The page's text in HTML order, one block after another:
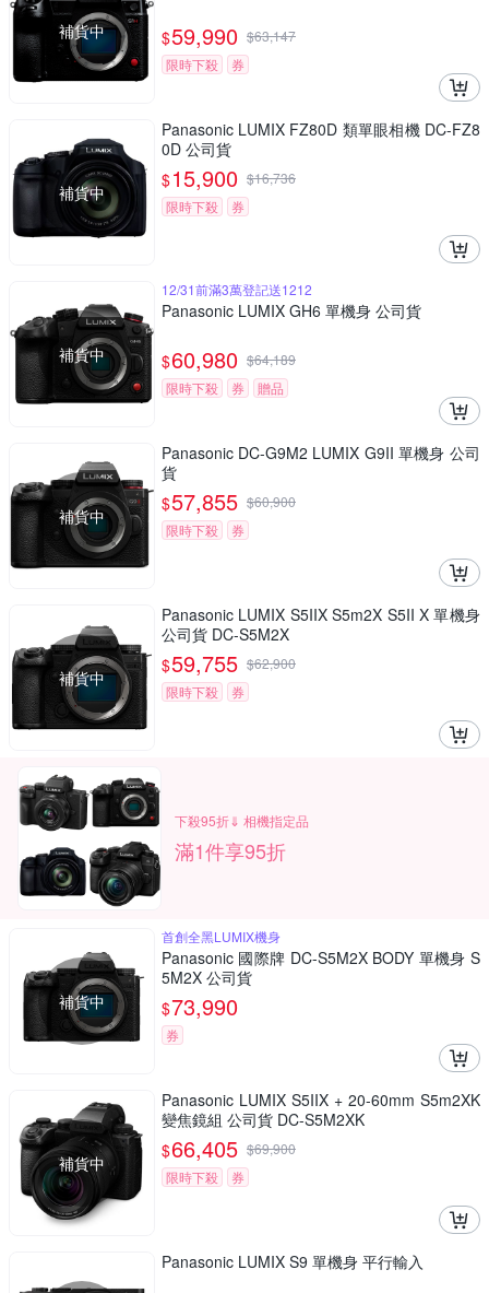
補貨中 $59,990 $63,147
限時下殺
券
補貨中
Panasonic LUMIX FZ80D 類單眼相機 DC-FZ8
0D 公司貨
$15,900 $16,736
限時下殺
券
補貨中
12/31前滿3萬登記送1212
Panasonic LUMIX GH6 單機身 公司貨
$60,980 $64,189
限時下殺
券 贈品
補貨中
Panasonic DC-G9M2 LUMIX G9II 單機身 公司
貨
$57,855 $60,900
限時下殺
券
補貨中
Panasonic LUMIX S5IIX S5m2X S5II X 單機身
公司貨 DC-S5M2X
$59,755 $62,900
限時下殺
券
下殺95折⇓ 相機指定品
滿1件享95折
補貨中
首創全黑LUMIX機身
Panasonic 國際牌 DC-S5M2X BODY 單機身 S
5M2X 公司貨
$73,990
券
補貨中
Panasonic LUMIX S5IIX + 20-60mm S5m2XK
變焦鏡組 公司貨 DC-S5M2XK
$66,405 $69,900
限時下殺
券
Panasonic LUMIX S9 單機身 平行輸入